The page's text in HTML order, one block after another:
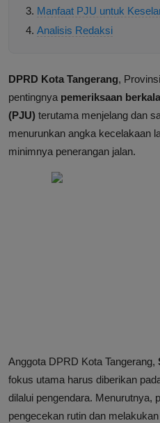
Manfaat PJU untuk
Analisis Redaksi
DPRD Kota Tangerang,
pentingnya pemeriksaan
(PJU) terutama menjelang dan
menurunkan angka kecelakaan
minimnya penerangan jalan.
Anggota DPRD Kota Tangerang,
fokus utama harus diberikan
dilalui pengendara. Menurutnya,
pengecekan rutin dan